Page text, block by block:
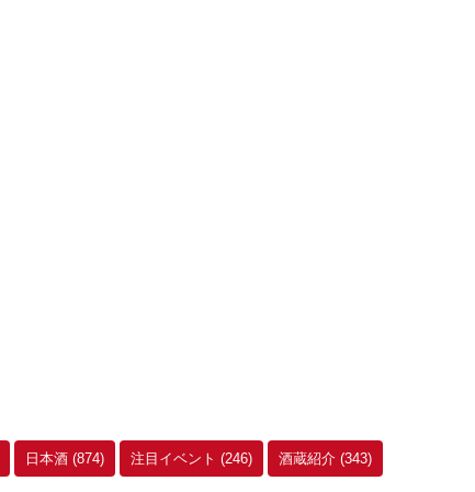
日本酒 (874) 注目イベント (246) 酒蔵紹介 (343)